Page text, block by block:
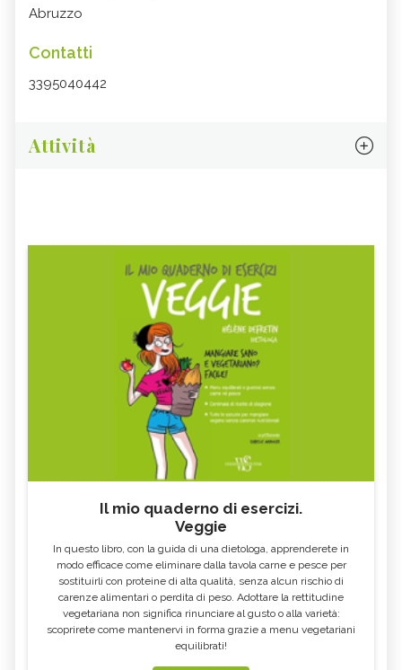
Abruzzo
Contatti
3395040442
Attività
Il mio quaderno di esercizi.
Veggie
In questo libro, con la guida di una dietologa, apprenderete in
modo efficace come eliminare dalla tavola carne e pesce per
sostituirli con proteine di alta qualità, senza alcun rischio di
carenze alimentari o perdita di peso. Adottare la rettitudine
vegetariana non significa rinunciare al gusto o alla varietà:
scoprirete come mantenervi in forma grazie a menu vegetariani
equilibrati!